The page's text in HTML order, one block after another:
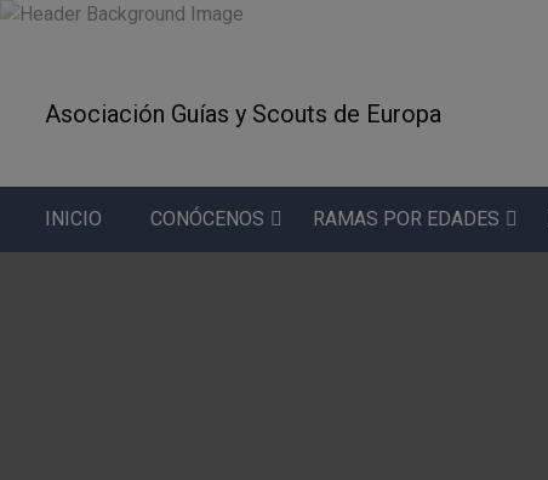
S
c
Asociación Guías y Scouts de Europa
INICIO CONÓCENOS RAMAS POR EDADES